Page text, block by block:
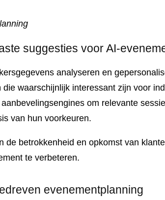
suggesties voor AI-
analyseren en
die waarschijnlijk interessant zijn voor
om relevante
van hun voorkeuren.
de betrokkenheid en opkomst van
te verbeteren.
evenementplanning